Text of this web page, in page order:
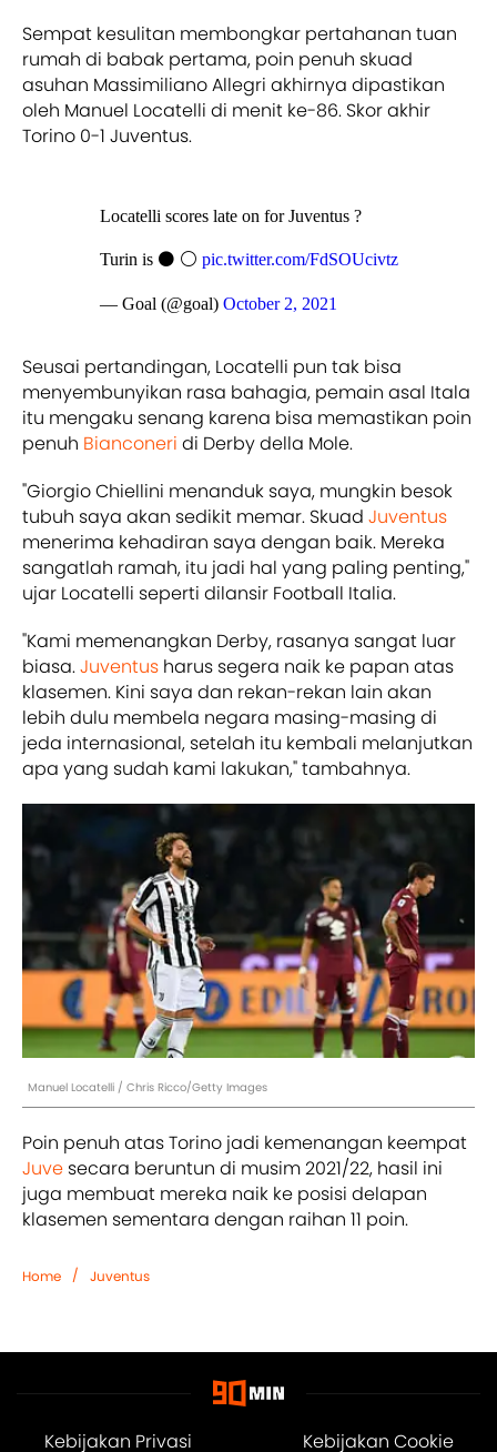
Sempat kesulitan membongkar pertahanan tuan
rumah di babak pertama, poin penuh skuad
asuhan Massimiliano Allegri akhirnya dipastikan
oleh Manuel Locatelli di menit ke-86. Skor akhir
Torino 0-1 Juventus.
Locatelli scores late on for Juventus ?
Turin is ⚫️ ⚪️ pic.twitter.com/FdSOUcivtz
— Goal (@goal) October 2, 2021
Seusai pertandingan, Locatelli pun tak bisa
menyembunyikan rasa bahagia, pemain asal Itala
itu mengaku senang karena bisa memastikan poin
penuh Bianconeri di Derby della Mole.
"Giorgio Chiellini menanduk saya, mungkin besok
tubuh saya akan sedikit memar. Skuad Juventus
menerima kehadiran saya dengan baik. Mereka
sangatlah ramah, itu jadi hal yang paling penting,"
ujar Locatelli seperti dilansir Football Italia.
"Kami memenangkan Derby, rasanya sangat luar
biasa.Juventus harus segera naik ke papan atas
klasemen. Kini saya dan rekan-rekan lain akan
lebih dulu membela negara masing-masing di
jeda internasional, setelah itu kembali melanjutkan
apa yang sudah kami lakukan," tambahnya.
Manuel Locatelli / Chris Ricco/Getty Images
Poin penuh atas Torino jadi kemenangan keempat
Juve secara beruntun di musim 2021/22, hasil ini
juga membuat mereka naik ke posisi delapan
klasemen sementara dengan raihan 11 poin.
Home / Juventus
Kebijakan Privasi Kebijakan Cookie